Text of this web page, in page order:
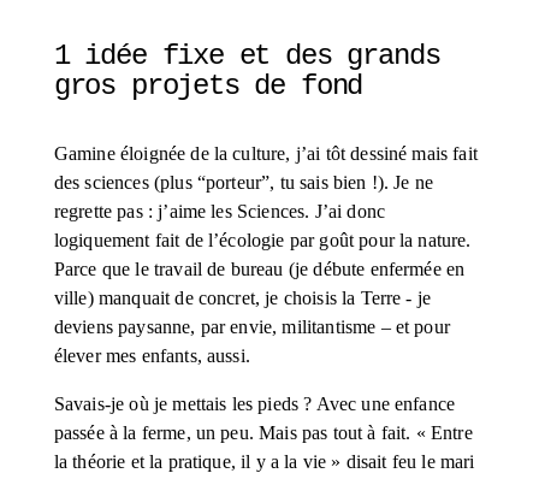
1 idée fixe et des grands
gros projets de fond
Gamine éloignée de la culture, j’ai tôt dessiné mais fait
des sciences (plus “porteur”, tu sais bien !). Je ne
regrette pas : j’aime les Sciences. J’ai donc
logiquement fait de l’écologie par goût pour la nature.
Parce que le travail de bureau (je débute enfermée en
ville) manquait de concret, je choisis la Terre - je
deviens paysanne, par envie, militantisme – et pour
élever mes enfants, aussi.
Savais-je où je mettais les pieds ? Avec une enfance
passée à la ferme, un peu. Mais pas tout à fait. « Entre
la théorie et la pratique, il y a la vie » disait feu le mari